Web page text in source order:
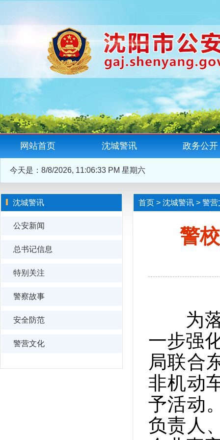
网站首页 沈城警讯 政务公开
今天是： 8/8/2026, 11:06:34 PM 星期六
沈城警讯
公安新闻
总书记信息
特别关注
警察故事
安全防范
警营文化
首页 > 沈城警讯 > 警营
警
为落
一步强
局联合
非机动
予活动
负责人